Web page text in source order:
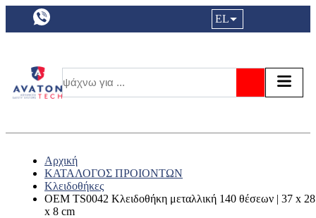
a11y.languageSelection:
EL
Αρχική
ΚΑΤΑΛΟΓΟΣ ΠΡΟΙΟΝΤΩΝ
Κλειδοθήκες
OEM TS0042 Κλειδοθήκη μεταλλική 140 θέσεων | 37 x 28
x 8 cm